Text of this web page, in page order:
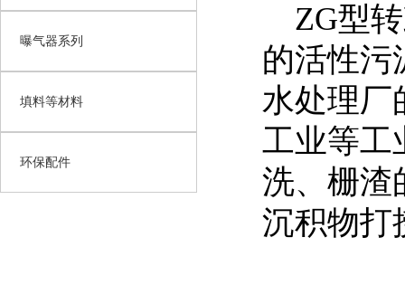
曝气器系列
填料等材料
环保配件
ZG型转
的活性污
水处理厂
工业等工
洗、栅渣
沉积物打